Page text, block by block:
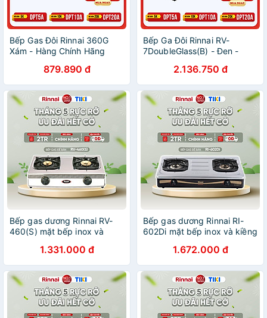
Bếp Gas Đôi Rinnai 360G
Xám - Hàng Chính Hãng
879.890 đ
Bếp Ga Đôi Rinnai RV-
7DoubleGlass(B) - Đen -
2.136.750 đ
Bếp gas dương Rinnai RV-
460(S) mặt bếp inox và
1.331.000 đ
Bếp gas dương Rinnai RI-
602Di mặt bếp inox và kiềng
1.672.000 đ